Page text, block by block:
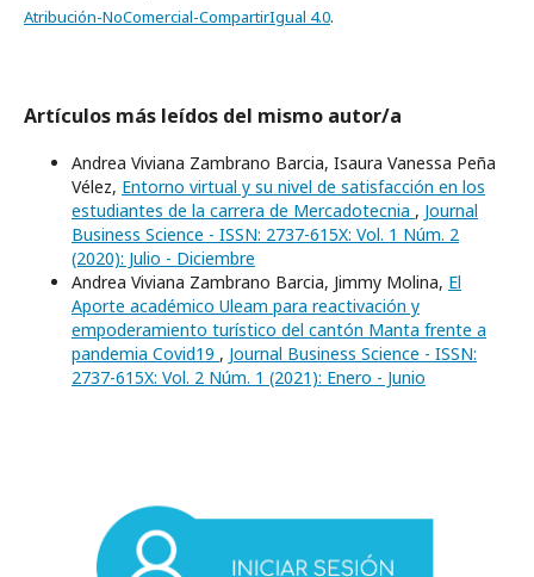
Atribución-NoComercial-CompartirIgual 4.0.
Artículos más leídos del mismo autor/a
Andrea Viviana Zambrano Barcia, Isaura Vanessa Peña
Vélez, Entorno virtual y su nivel de satisfacción en los
estudiantes de la carrera de Mercadotecnia , Journal
Business Science - ISSN: 2737-615X: Vol. 1 Núm. 2
(2020): Julio - Diciembre
Andrea Viviana Zambrano Barcia, Jimmy Molina, El
Aporte académico Uleam para reactivación y
empoderamiento turístico del cantón Manta frente a
pandemia Covid19 , Journal Business Science - ISSN:
2737-615X: Vol. 2 Núm. 1 (2021): Enero - Junio